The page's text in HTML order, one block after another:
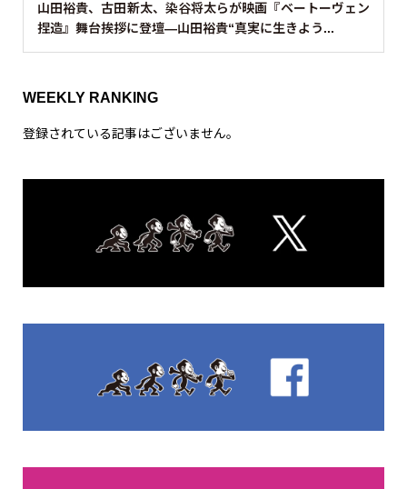
山田裕貴、古田新太、染谷将太らが映画『ベートーヴェン
捏造』舞台挨拶に登壇—山田裕貴“真実に生きよう...
WEEKLY RANKING
登録されている記事はございません。